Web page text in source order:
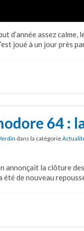
d’année assez
joué à un jour près
64 :
dans la catégorie
annonçait la clôture
de nouveau